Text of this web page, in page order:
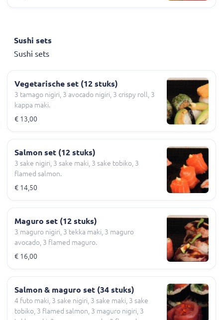
Sushi sets
Sushi sets
Vegetarische set (12 stuks)
3 tamago nigiri, 3 avocado nigiri, 3 crispy roll, 3
kappa maki.
€ 13,00
Salmon set (12 stuks)
3 sake nigiri, 3 sake maki, 3 sake tobiko, 3
flamed salmon.
€ 14,50
Maguro set (12 stuks)
3 maguro nigiri, 3 tekka maki, 3 maguro
avocado, 3 flamed maguro.
€ 16,00
Salmon & maguro set (34 stuks)
4 futo maki, 3 sake nigiri, 3 sake maki, 3 sake
tobiko, 3 flamed salmon, 3 maguro nigiri, 3